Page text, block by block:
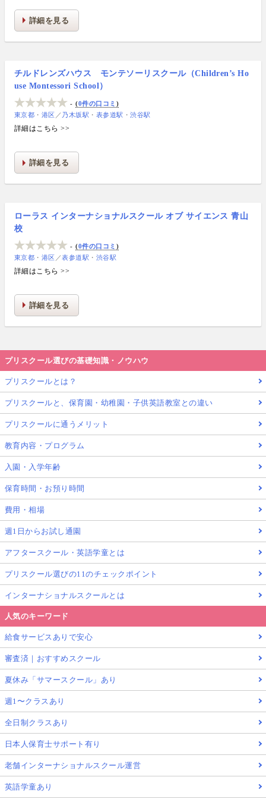
詳細を見る
チルドレンズハウス モンテソーリスクール（Children’s Ho
use Montessori School）
-
0件の口コミ
東京都
港区 ／ 乃木坂駅 表参道駅 渋谷駅
詳細はこちら >>
詳細を見る
ローラス インターナショナルスクール オブ サイエンス 青山
校
-
0件の口コミ
東京都
港区 ／表参道駅 渋谷駅
詳細はこちら >>
詳細を見る
プリスクール選びの基礎知識・ノウハウ
プリスクールとは？
プリスクールと、保育園・幼稚園・子供英語教室との違い
プリスクールに通うメリット
教育内容・プログラム
入園・入学年齢
保育時間・お預り時間
費用・相場
週1日からお試し通園
アフタースクール・英語学童とは
プリスクール選びの11のチェックポイント
インターナショナルスクールとは
人気のキーワード
給食サービスありで安心
審査済｜おすすめスクール
夏休み「サマースクール」あり
週1〜クラスあり
全日制クラスあり
日本人保育士サポート有り
老舗インターナショナルスクール運営
英語学童あり